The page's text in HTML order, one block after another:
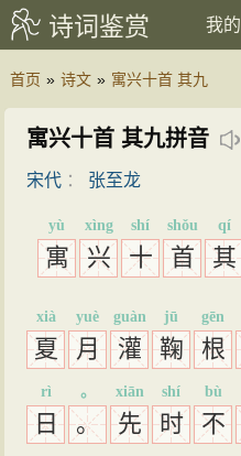
诗词鉴赏 我的
首页 » 诗文 » 寓兴十首 其九
寓兴十首 其九拼音
宋代 ： 张至龙
寓
yù
兴
xìng
十
shí
首
shǒu
其
qí
夏
xià
月
yuè
灌
guàn
鞠
jū
根
gēn
日
rì
。
。
先
xiān
时
shí
不
bù